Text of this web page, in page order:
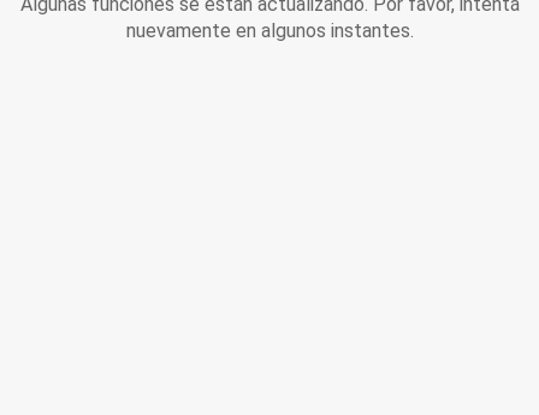
nuevamente en algunos instantes.